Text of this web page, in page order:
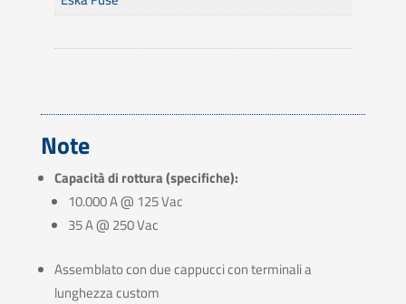
Note
Capacità di rottura (specifiche):
10.000 A @ 125 Vac
35 A @ 250 Vac
Assemblato con due cappucci con terminali a
lunghezza custom